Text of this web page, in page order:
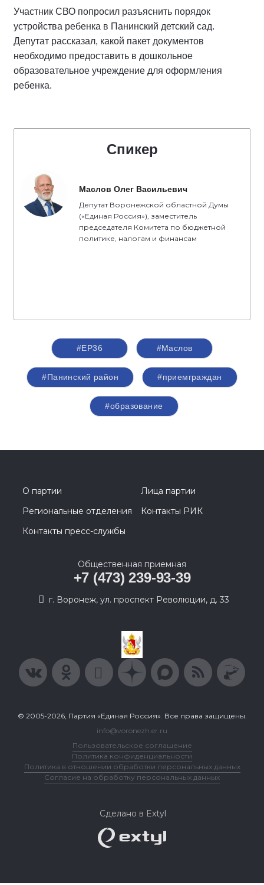
Участник СВО попросил разъяснить порядок
устройства ребенка в Панинский детский сад.
Депутат рассказал, какой пакет документов
необходимо предоставить в дошкольное
образовательное учреждение для оформления
ребенка.
Спикер
Маслов Олег Васильевич
Депутат Воронежской областной Думы
(«Единая Россия»), заместитель
председателя Комитета по бюджетной
политике, налогам и финансам
#ЕР36 #Маслов
#Панинский район #приемграждан
#образование
О партии
Лица партии
Региональные отделения
Контакты РИК
Контакты пресс-службы
Общественная приемная
+7 (473) 239-93-39
г. Воронеж, ул. проспект Революции, д. 33
© 2005-2026, Партия «Единая Россия». Все права защищены.
info@voronezh.er.ru
Пользовательское соглашение
Политика конфиденциальности
Политика в отношении обработки персональных данных
Согласие на обработку персональных данных
Сделано в Extyl